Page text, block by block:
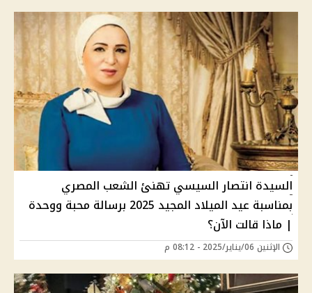
السيدة انتصار السيسي تهنئ الشعب المصري
بمناسبة عيد الميلاد المجيد 2025 برسالة محبة ووحدة
| ماذا قالت الآن؟
الإثنين 06/يناير/2025 - 08:12 م